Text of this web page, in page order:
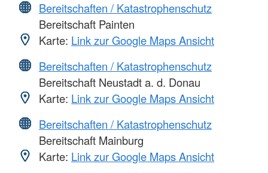
Bereitschaften / Katastrophenschutz
Bereitschaft Painten
Karte: Link zur Google Maps Ansicht
Bereitschaften / Katastrophenschutz
Bereitschaft Neustadt a. d. Donau
Karte: Link zur Google Maps Ansicht
Bereitschaften / Katastrophenschutz
Bereitschaft Mainburg
Karte: Link zur Google Maps Ansicht